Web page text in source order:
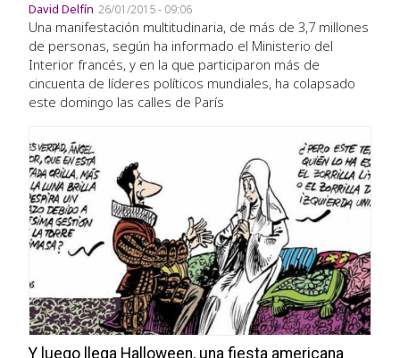
David Delfín 26/01/2015 - 09:06
Una manifestación multitudinaria, de más de 3,7 millones
de personas, según ha informado el Ministerio del
Interior francés, y en la que participaron más de
cincuenta de líderes políticos mundiales, ha colapsado
este domingo las calles de París
Y luego llega Halloween, una fiesta americana